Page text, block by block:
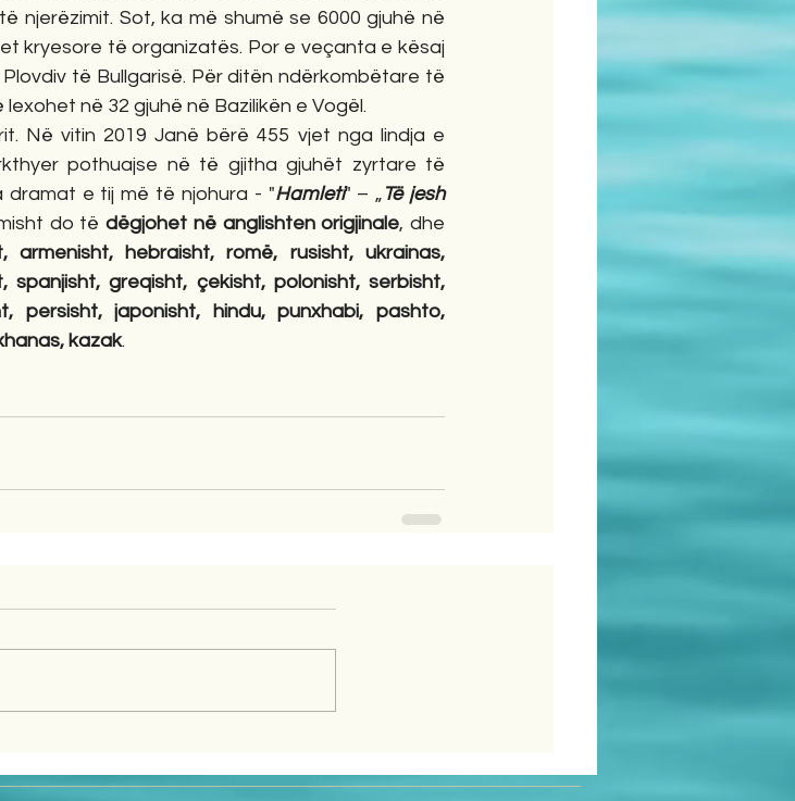
njerëzimit. Sot, ka më shumë se 6000 gjuhë në
kryesore të organizatës. Por e veçanta e kësaj
të Bullgarisë. Për ditën ndërkombëtare të
në 32 gjuhë në Bazilikën e Vogël.
Në vitin 2019 Janë bërë 455 vjet nga lindja e
pothuajse në të gjitha gjuhët zyrtare të
dramat e tij më të njohura - "Hamleti" – „ Të jesh
do të dëgjohet në anglishten origjinale, dhe
armenisht, hebraisht, romë, rusisht, ukrainas,
spanjisht, greqisht, çekisht, polonisht, serbisht,
persisht, japonisht, hindu, punxhabi, pashto,
kazak.